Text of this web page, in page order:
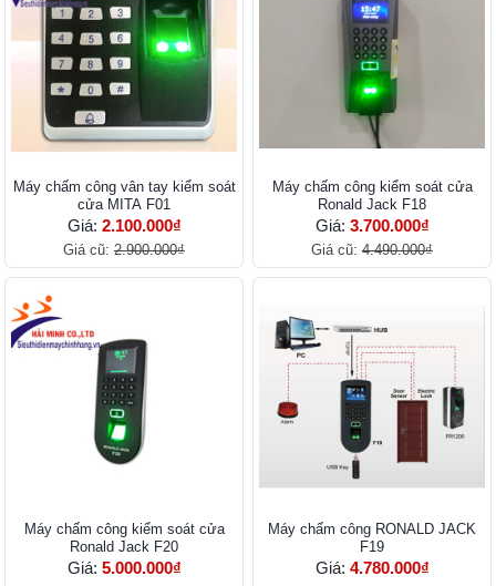
Máy chấm công vân tay kiểm soát
cửa MITA F01
Giá: 2.100.000₫
Giá cũ: 2.900.000₫
Máy chấm công kiểm soát cửa
Ronald Jack F18
Giá: 3.700.000₫
Giá cũ: 4.490.000₫
Máy chấm công kiểm soát cửa
Ronald Jack F20
Giá: 5.000.000₫
Máy chấm công RONALD JACK
F19
Giá: 4.780.000₫